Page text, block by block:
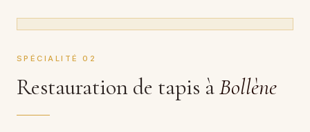
SPÉCIALITÉ 02
Restauration de tapis àBollène